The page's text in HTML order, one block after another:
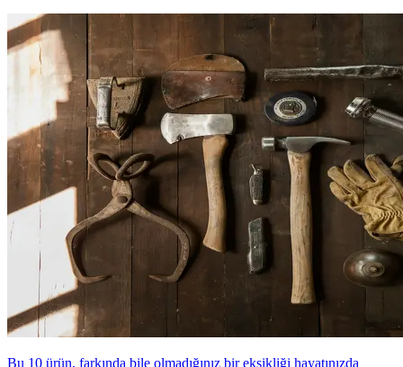
Bu 10 ürün, farkında bile olmadığınız bir eksikliği hayatınızda